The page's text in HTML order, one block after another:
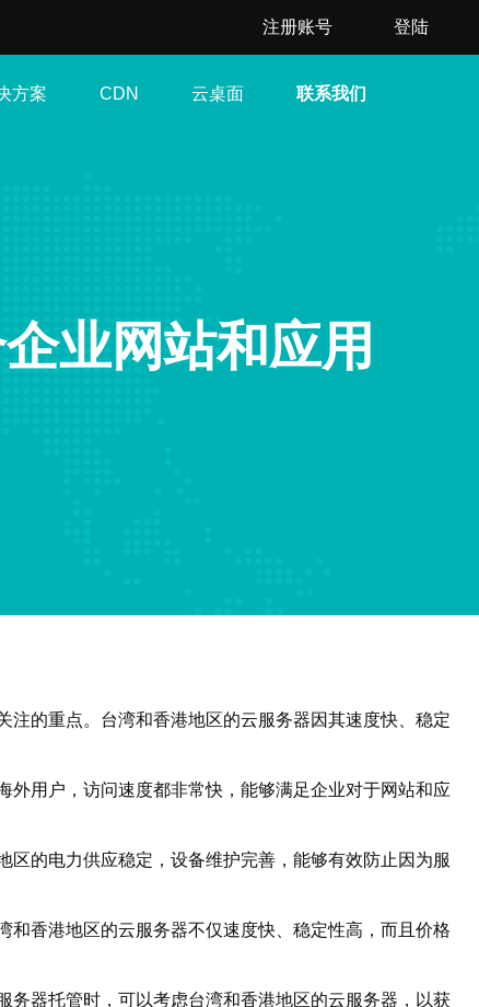
注册账号 登陆
方案 CDN 云桌面 联系我们
业网站和应用
的重点。台湾和香港地区的云服务器因其速度快、稳定
用户，访问速度都非常快，能够满足企业对于网站和应
的电力供应稳定，设备维护完善，能够有效防止因为服
香港地区的云服务器不仅速度快、稳定性高，而且价格
器托管时，可以考虑台湾和香港地区的云服务器，以获